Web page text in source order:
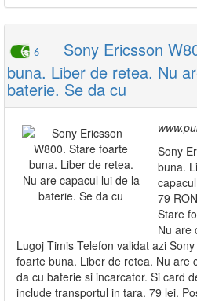
6
Sony Ericsson
buna. Liber de retea. Nu
baterie. Se da cu
Sony
buna.
79
Stare
Nu are
Lugoj Timis Telefon validat azi
foarte buna. Liber de retea. Nu are
da cu baterie si incarcator. Si card
include transportul in tara. 79 lei.